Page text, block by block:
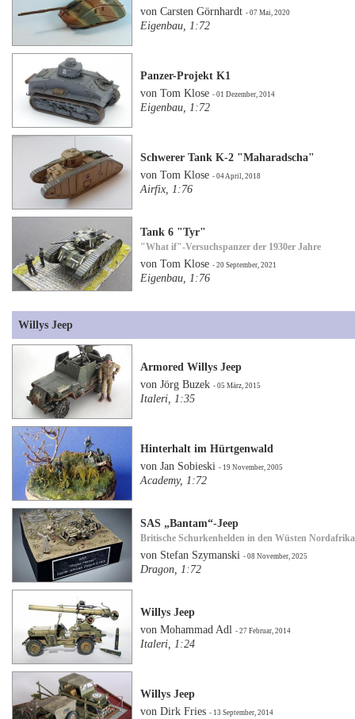
von Carsten Görnhardt- 07 Mai, 2020
Eigenbau, 1:72
Panzer-Projekt K1
von Tom Klose- 01 Dezember, 2014
Eigenbau, 1:72
Schwerer Tank K-2 "Maharadscha"
von Tom Klose- 04 April, 2018
Airfix, 1:76
Tank 6 "Tyr"
"What if"-Versuchspanzer der 1930er Jahre
von Tom Klose- 20 September, 2021
Eigenbau, 1:76
Willys Jeep
Armored Willys Jeep
von Jörg Buzek- 05 März, 2015
Italeri, 1:35
Hinterhalt im Hürtgenwald
von Jan Sobieski- 19 November, 2005
Academy, 1:72
SAS „Bantam“-Jeep
Britische Schurkenhelden in den Wüsten
von Stefan Szymanski- 08 November, 2025
Dragon, 1:72
Willys Jeep
von Mohammad Adl- 27 Februar, 2014
Italeri, 1:24
Willys Jeep
von Dirk Fries- 13 September, 2014